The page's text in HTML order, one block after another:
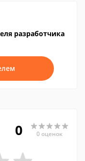
разработчика
0 0 оценок